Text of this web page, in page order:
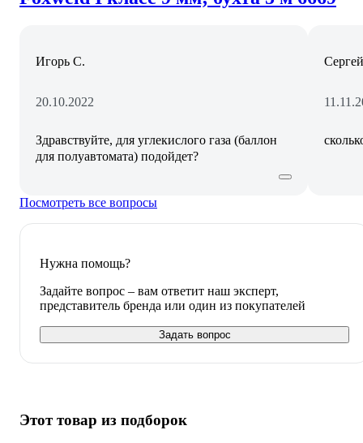
Игорь С.
20.10.2022
Здравствуйте, для углекислого газа (баллон
для полуавтомата) подойдет?
Посмотреть все вопросы
Нужна помощь?
Задайте вопрос – вам ответит наш эксперт,
представитель бренда или один из покупателей
Задать вопрос
Этот товар из подборок